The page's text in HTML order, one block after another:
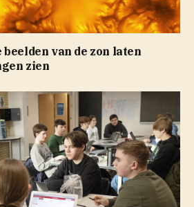
van de zon laten
zien